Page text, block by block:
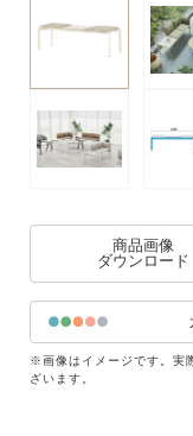
商品画像
ダウンロード
※画像はイメージです。実
ざいます。